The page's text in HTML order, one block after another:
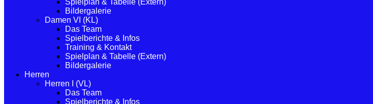
Spielplan & Tabelle (Extern)
Bildergalerie
Damen VI (KL)
Das Team
Spielberichte & Infos
Training & Kontakt
Spielplan & Tabelle (Extern)
Bildergalerie
Herren
Herren I (VL)
Das Team
Spielberichte & Infos